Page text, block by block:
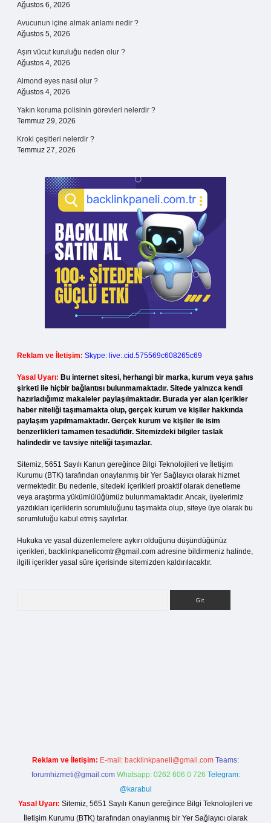
Ağustos 6, 2026
Avucunun içine almak anlamı nedir ?
Ağustos 5, 2026
Aşırı vücut kuruluğu neden olur ?
Ağustos 4, 2026
Almond eyes nasıl olur ?
Ağustos 4, 2026
Yakın koruma polisinin görevleri nelerdir ?
Temmuz 29, 2026
Kroki çeşitleri nelerdir ?
Temmuz 27, 2026
Reklam ve İletişim: Skype: live:.cid.575569c608265c69
Yasal Uyarı: Bu internet sitesi, herhangi bir marka, kurum veya şahıs
şirketi ile hiçbir bağlantısı bulunmamaktadır. Sitede yalnızca kendi
hazırladığımız makaleler paylaşılmaktadır. Burada yer alan içerikler
haber niteliği taşımamakta olup, gerçek kurum ve kişiler hakkında
paylaşım yapılmamaktadır. Gerçek kurum ve kişiler ile isim
benzerlikleri tamamen tesadüfidir. Sitemizdeki bilgiler taslak
halindedir ve tavsiye niteliği taşımazlar.
Sitemiz, 5651 Sayılı Kanun gereğince Bilgi Teknolojileri ve İletişim
Kurumu (BTK) tarafından onaylanmış bir Yer Sağlayıcı olarak hizmet
vermektedir. Bu nedenle, sitedeki içerikleri proaktif olarak denetleme
veya araştırma yükümlülüğümüz bulunmamaktadır. Ancak, üyelerimiz
yazdıkları içeriklerin sorumluluğunu taşımakta olup, siteye üye olarak bu
sorumluluğu kabul etmiş sayılırlar.
Hukuka ve yasal düzenlemelere aykırı olduğunu düşündüğünüz
içerikleri, backlinkpanelicomtr@gmail.com adresine bildirmeniz halinde,
ilgili içerikler yasal süre içerisinde sitemizden kaldırılacaktır.
Reklam ve İletişim: E-mail: backlinkpaneli@gmail.com Teams:
forumhizmeti@gmail.com Whatsapp: 0262 606 0 726 Telegram:
@karabul
Yasal Uyarı: Sitemiz, 5651 Sayılı Kanun gereğince Bilgi Teknolojileri ve
İletişim Kurumu (BTK) tarafından onaylanmış bir Yer Sağlayıcı olarak